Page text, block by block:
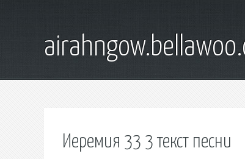
Иеремия 33 3 текст песни